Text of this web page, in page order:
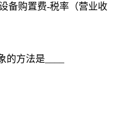
备购置费-税率（营业收
方法是____